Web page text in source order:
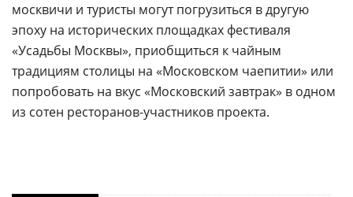
москвичи и туристы могут погрузиться в другую
эпоху на исторических площадках фестиваля
«Усадьбы Москвы», приобщиться к чайным
традициям столицы на «Московском чаепитии» или
попробовать на вкус «Московский завтрак» в одном
из сотен ресторанов-участников проекта.